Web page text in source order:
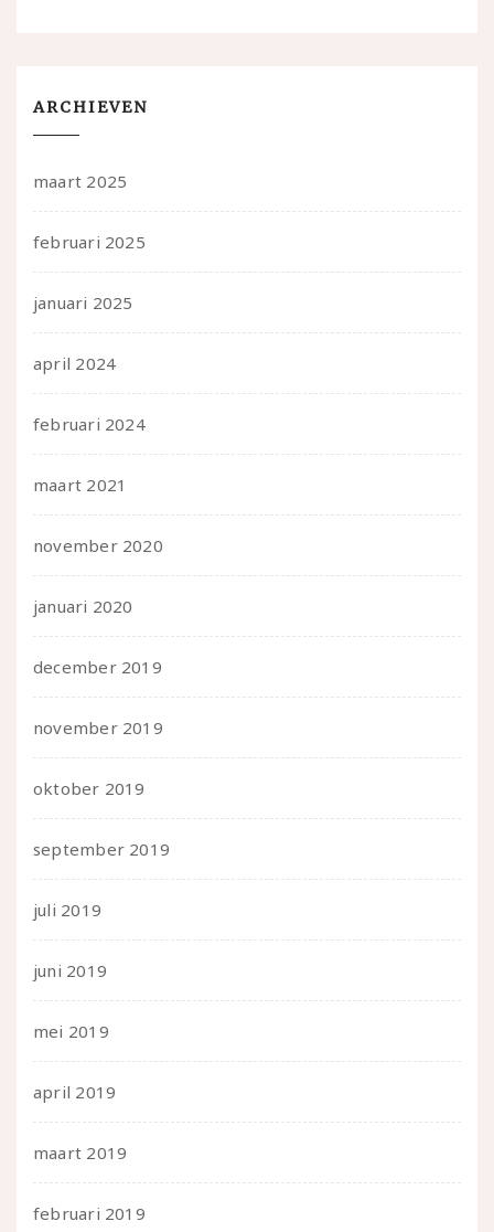
ARCHIEVEN
maart 2025
februari 2025
januari 2025
april 2024
februari 2024
maart 2021
november 2020
januari 2020
december 2019
november 2019
oktober 2019
september 2019
juli 2019
juni 2019
mei 2019
april 2019
maart 2019
februari 2019